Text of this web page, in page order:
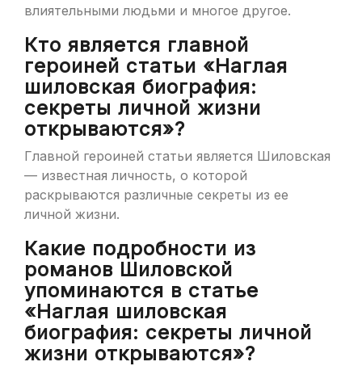
влиятельными людьми и многое другое.
Кто является главной
героиней статьи «Наглая
шиловская биография:
секреты личной жизни
открываются»?
Главной героиней статьи является Шиловская
— известная личность, о которой
раскрываются различные секреты из ее
личной жизни.
Какие подробности из
романов Шиловской
упоминаются в статье
«Наглая шиловская
биография: секреты личной
жизни открываются»?